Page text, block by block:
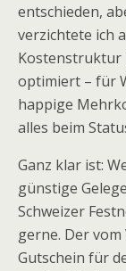
entschieden,
verzichtete ich
Kostenstruktur
optimiert – für
happige
alles beim
Ganz klar ist:
günstige
Schweizer
gerne. Der
Gutschein für